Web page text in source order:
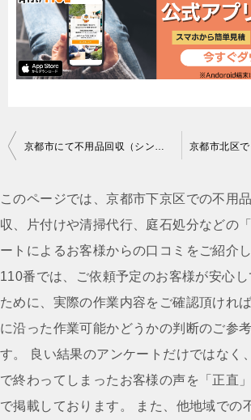
投
ナ
ビ
ゲ
ー
シ
ョ
ン
京都市にて不用品回収（シングルマットレス、冷蔵庫）のご依頼 匿名希望様の声
このページでは、京都市下京区での不用
収、片付けや清掃代行、庭石処分などの
ートによるお客様からの口コミをご紹介
110番では、ご依頼予定のお客様が安心し
ために、実際の作業内容をご確認頂けれ
に沿った作業可能かどうかの判断のご参
す。 良い結果のアンケートだけではなく
で終わってしまったお客様の声を「正直
で掲載しております。 また、他地域での